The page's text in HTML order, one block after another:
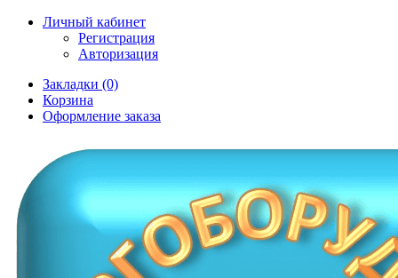
Личный кабинет
Регистрация
Авторизация
Закладки (0)
Корзина
Оформление заказа